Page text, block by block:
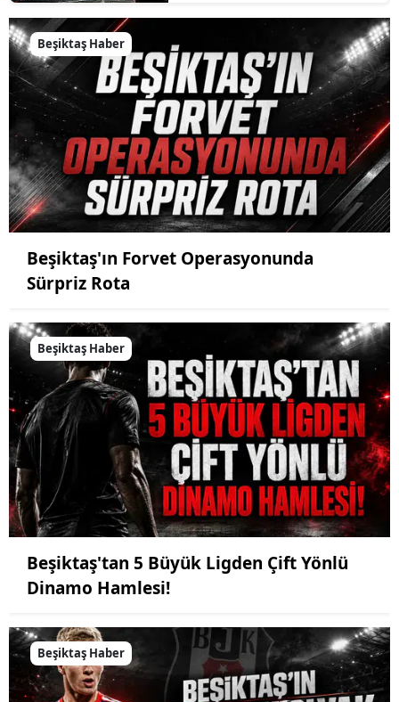
Beşiktaş Haber
Beşiktaş'ın Forvet Operasyonunda
Sürpriz Rota
Beşiktaş Haber
Beşiktaş'tan 5 Büyük Ligden Çift Yönlü
Dinamo Hamlesi!
Beşiktaş Haber